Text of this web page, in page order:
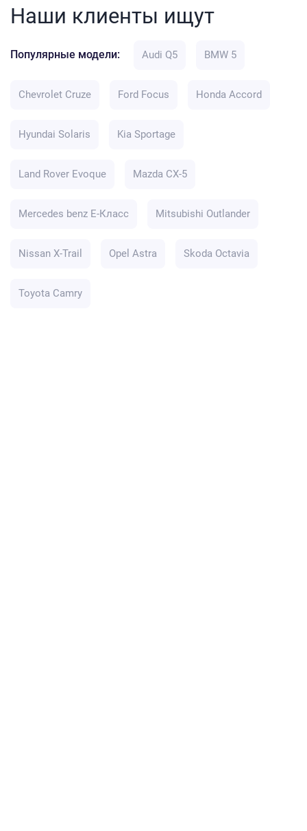
Наши клиенты ищут
Популярные модели: Audi Q5 BMW 5
Chevrolet Cruze Ford Focus Honda Accord
Hyundai Solaris Kia Sportage
Land Rover Evoque Mazda CX-5
Mercedes benz E-Класс Mitsubishi Outlander
Nissan X-Trail Opel Astra Skoda Octavia
Toyota Camry